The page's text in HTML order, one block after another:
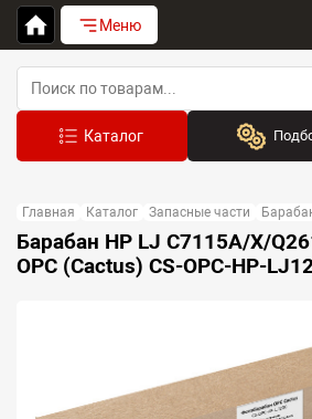
Меню
Выберите бренд
Устройство:
Главная Каталог Запасные части
Барабан HP LJ C7115A/X/
OPC (Cactus) CS-OPC-HP-